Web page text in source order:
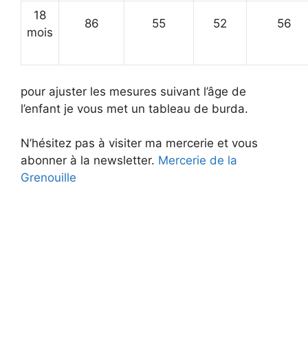
18
mois
86 55 52 56
pour ajuster les mesures suivant l’âge de
l’enfant je vous met un tableau de burda.
N’hésitez pas à visiter ma mercerie et vous
abonner à la newsletter. Mercerie de la
Grenouille